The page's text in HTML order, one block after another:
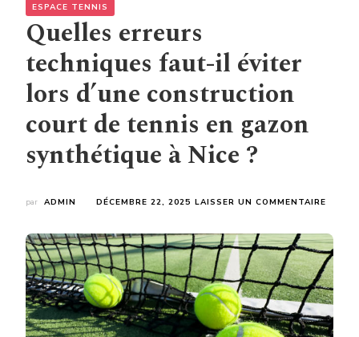
ESPACE TENNIS
Quelles erreurs
techniques faut-il éviter
lors d’une construction
court de tennis en gazon
synthétique à Nice ?
par ADMIN DÉCEMBRE 22, 2025 LAISSER UN COMMENTAIRE
FAUT-
IL
ÉVITER
LORS
D’UNE